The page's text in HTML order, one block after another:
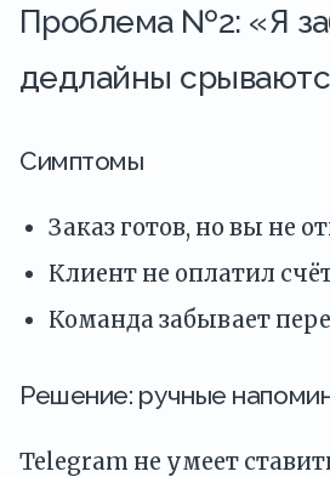
Проблема №2: «Я
дедлайны
Симптомы
Заказ готов, но вы не
Клиент не оплатил
Команда забывает
Решение: ручные
Telegram не умеет